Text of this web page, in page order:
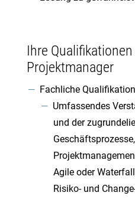
Ihre Qualifikationen
Projektmanager
Fachliche
Umfassendes
und der
Agile oder
Risiko- und